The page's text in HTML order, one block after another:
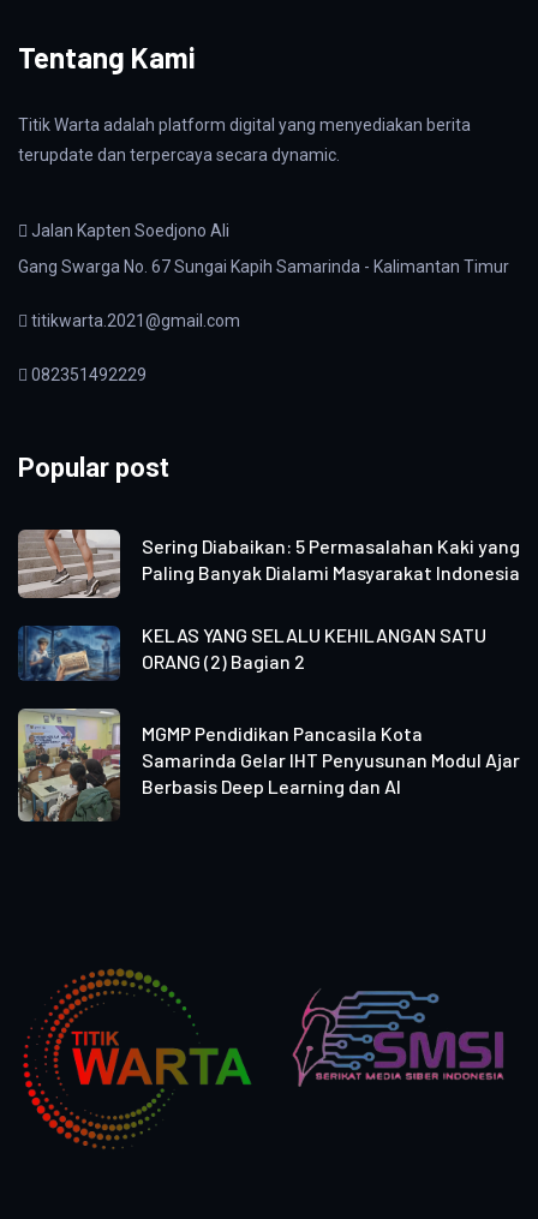
Tentang Kami
Titik Warta adalah platform digital yang menyediakan berita
terupdate dan terpercaya secara dynamic.
Jalan Kapten Soedjono Ali
Gang Swarga No. 67 Sungai Kapih Samarinda - Kalimantan Timur
titikwarta.2021@gmail.com
082351492229
Popular post
Sering Diabaikan: 5 Permasalahan Kaki yang
Paling Banyak Dialami Masyarakat Indonesia
KELAS YANG SELALU KEHILANGAN SATU
ORANG (2) Bagian 2
MGMP Pendidikan Pancasila Kota
Samarinda Gelar IHT Penyusunan Modul Ajar
Berbasis Deep Learning dan AI